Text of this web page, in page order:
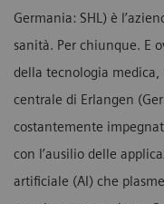
Germania: SHL) è
sanità. Per chiunque. E
della tecnologia medica,
centrale di Erlangen
costantemente
con l’ausilio delle
artificiale (AI) che